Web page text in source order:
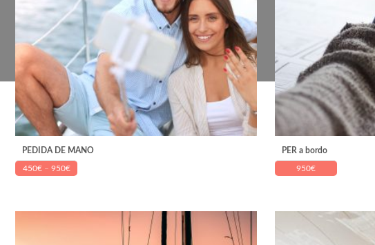
PEDIDA DE MANO
450€– 950€
PER a bordo
950€